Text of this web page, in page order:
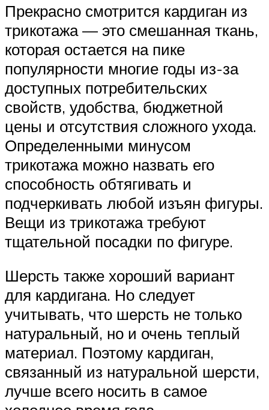
Прекрасно смотрится кардиган из
трикотажа — это смешанная ткань,
которая остается на пике
популярности многие годы из-за
доступных потребительских
свойств, удобства, бюджетной
цены и отсутствия сложного ухода.
Определенными минусом
трикотажа можно назвать его
способность обтягивать и
подчеркивать любой изъян фигуры.
Вещи из трикотажа требуют
тщательной посадки по фигуре.
Шерсть также хороший вариант
для кардигана. Но следует
учитывать, что шерсть не только
натуральный, но и очень теплый
материал. Поэтому кардиган,
связанный из натуральной шерсти,
лучше всего носить в самое